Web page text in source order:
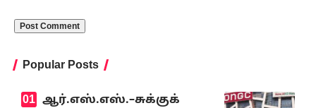
Popular Posts
ஆர்.எஸ்.எஸ்.–சுக்குக்